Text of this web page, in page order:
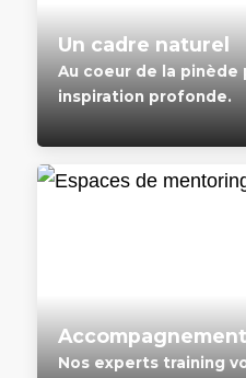
Un cadre naturel
Au coeur de la pinède
inspiration profonde.
Nos experts training